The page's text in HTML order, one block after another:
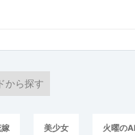
から探す
美少女 火曜の